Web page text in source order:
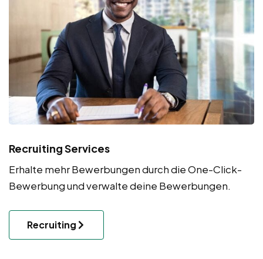
Recruiting Services
Erhalte mehr Bewerbungen durch die One-Click-
Bewerbung und verwalte deine Bewerbungen.
Recruiting